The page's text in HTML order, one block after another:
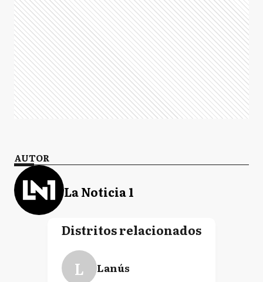
AUTOR
La Noticia 1
Distritos relacionados
L Lanús